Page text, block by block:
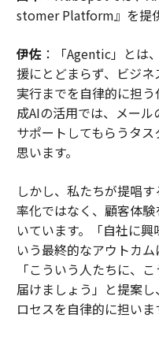
関連記事
生産性4割減のリスクを回避せ
ーション手法
命令口調は逆効果。有能なリー
換え術
あるCEOが語った、AI時代に従
stomer Platform』を提
伊佐：「Agentic」とは
援にとどまらず、ビジ
実行までを自律的に担
成AIの活用では、メー
サポートしてもらうタ
思います。
しかし、私たちが提唱
率化ではなく、顧客体
いています。「自社に
いう最終的なアウトカ
「こういう人たちに、
届けましょう」と提案
ロセスを自律的に担いま